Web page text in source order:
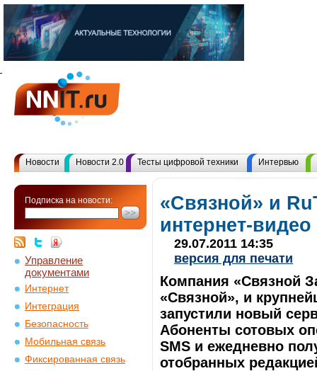
Новости Новости 2.0 Тесты цифровой техники Интервью
Подписка на новости:
Управление
документами
Интернет
Интеграция
Безопасность
Мобильная связь
Фиксированная связь
«Связной» и
интернет-
29.07.2011 14:35
версия для печати
Компания «Связной
«Связной», и
запустили новый
Абоненты сотовых
SMS и ежедневно
отобранных